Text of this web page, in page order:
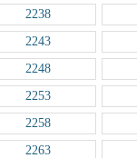
2238
2243
2248
2253
2258
2263